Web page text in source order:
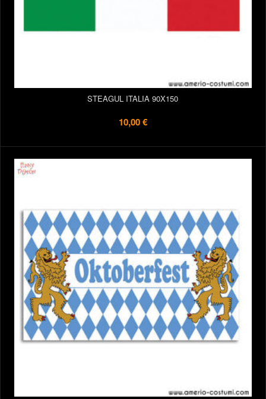
STEAGUL ITALIA 90X150
10,00 €